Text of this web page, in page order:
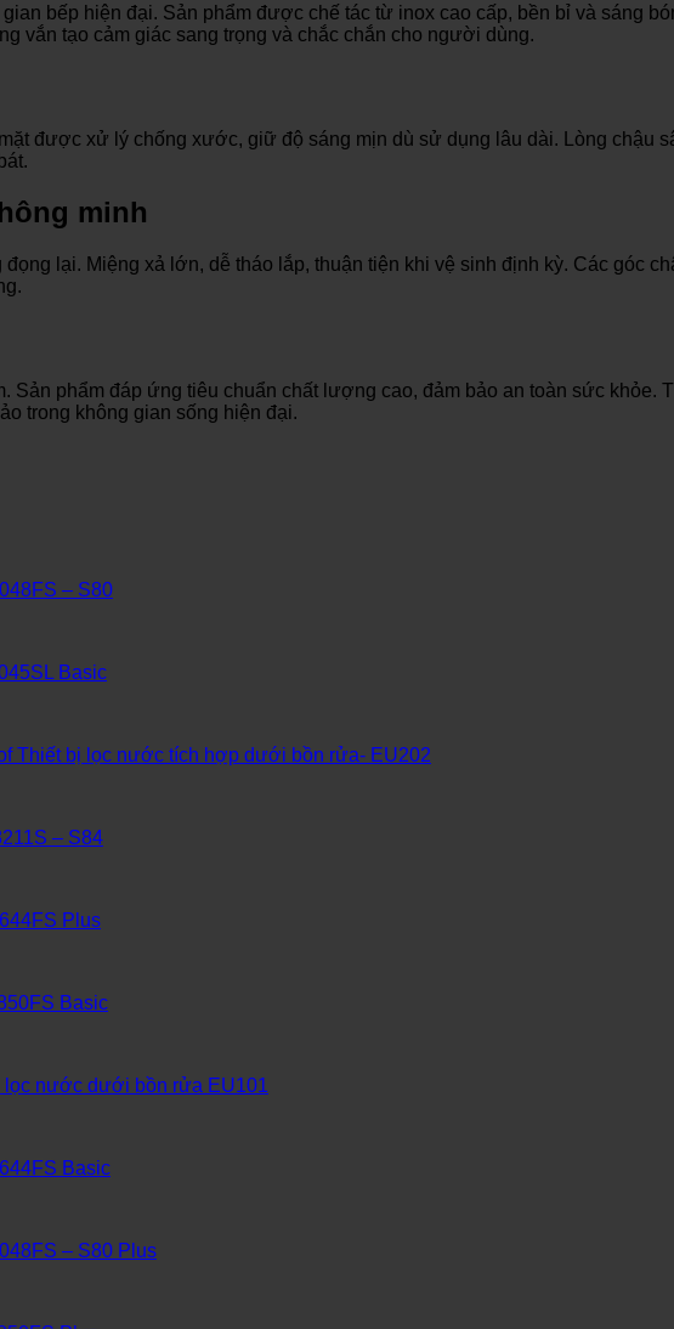
bếp hiện đại. Sản phẩm được chế tác từ inox cao cấp, bền bỉ và sáng
vắn tạo cảm giác sang trọng và chắc chắn cho người dùng.
được xử lý chống xước, giữ độ sáng mịn dù sử dụng lâu dài. Lòng chậu
minh
lại. Miệng xả lớn, dễ tháo lắp, thuận tiện khi vệ sinh định kỳ. Các góc
phẩm đáp ứng tiêu chuẩn chất lượng cao, đảm bảo an toàn sức khỏe.
trong không gian sống hiện đại.